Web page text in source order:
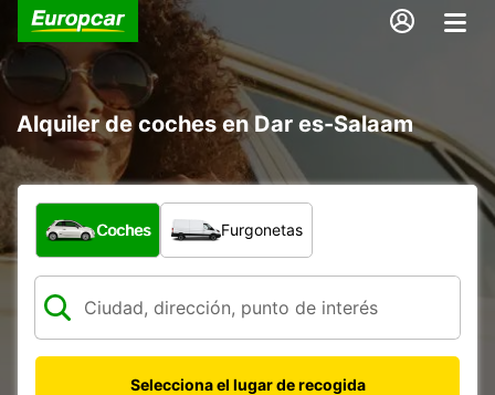
Alquiler de coches en Dar es-Salaam
¿Qué tipo de vehículo?
Coches Furgonetas
Selecciona el lugar de recogida